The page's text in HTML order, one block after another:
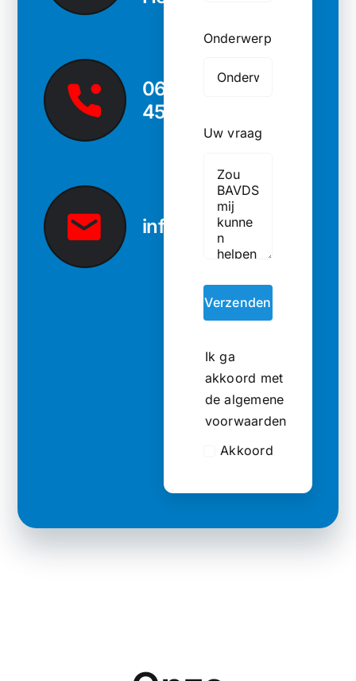
06-
45022536
info@bavds.nl
Onderwerp
Uw vraag
Verzenden
Ik ga
akkoord met
de algemene
voorwaarden
Akkoord